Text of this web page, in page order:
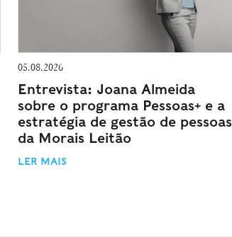
05.08.2026
Entrevista: Joana Almeida
sobre o programa Pessoas+ e a
estratégia de gestão de pessoas
da Morais Leitão
LER MAIS